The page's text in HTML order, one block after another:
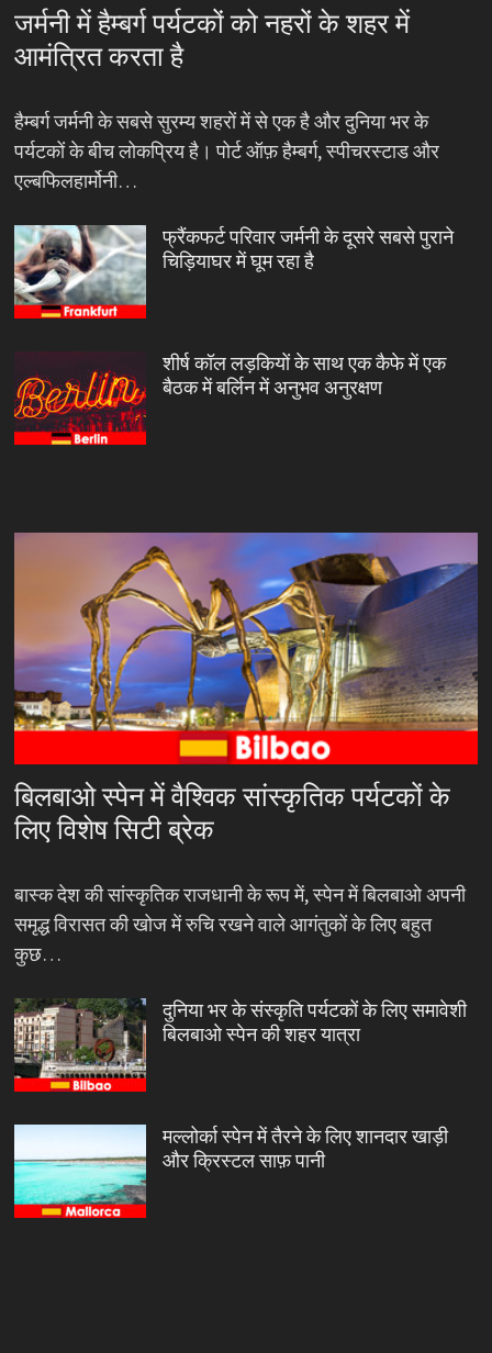
जर्मनी में हैम्बर्ग पर्यटकों को नहरों के शहर में
आमंत्रित करता है
हैम्बर्ग जर्मनी के सबसे सुरम्य शहरों में से एक है और दुनिया भर के
पर्यटकों के बीच लोकप्रिय है। पोर्ट ऑफ़ हैम्बर्ग, स्पीचरस्टाड और
एल्बफिलहार्मोनी…
फ्रैंकफर्ट परिवार जर्मनी के दूसरे सबसे पुराने
चिड़ियाघर में घूम रहा है
शीर्ष कॉल लड़कियों के साथ एक कैफे में एक
बैठक में बर्लिन में अनुभव अनुरक्षण
बिलबाओ स्पेन में वैश्विक सांस्कृतिक पर्यटकों के
लिए विशेष सिटी ब्रेक
बास्क देश की सांस्कृतिक राजधानी के रूप में, स्पेन में बिलबाओ अपनी
समृद्ध विरासत की खोज में रुचि रखने वाले आगंतुकों के लिए बहुत
कुछ…
दुनिया भर के संस्कृति पर्यटकों के लिए समावेशी
बिलबाओ स्पेन की शहर यात्रा
मल्लोर्का स्पेन में तैरने के लिए शानदार खाड़ी
और क्रिस्टल साफ़ पानी